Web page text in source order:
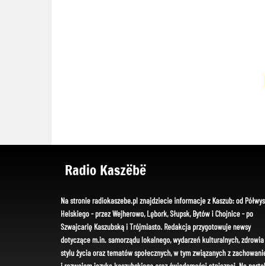
Radio Kaszëbë
Na stronie radiokaszebe.pl znajdziecie informacje z Kaszub: od
Helskiego - przez Wejherowo, Lębork, Słupsk, Bytów i Chojnice - po
Szwajcarię Kaszubską i Trójmiasto. Redakcja przygotowuje newsy
dotyczące m.in. samorządu lokalnego, wydarzeń kulturalnych,
stylu życia oraz tematów społecznych, w tym związanych z